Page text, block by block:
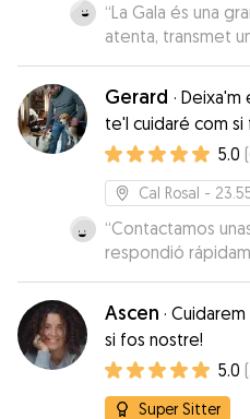
“La Gala és una
atenta, transmet
ha estat pendent de
cuidadora en un
recomanable!”
Gerard · Deixa'm
te'l cuidaré com si
5.0 (
Cal Rosal -
“Contactamos
respondió
que son amantes
fotos para ver q
recomendable.”
Ascen ·
si fos nostre!
5.0 (
Super Sitter